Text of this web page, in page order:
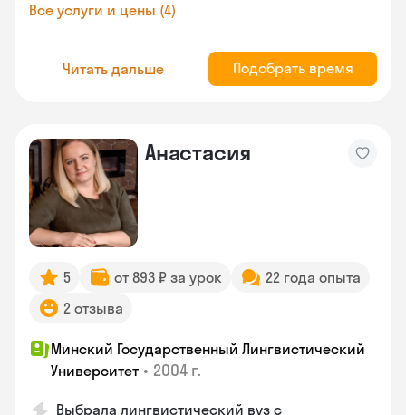
Все услуги и цены (4)
Читать дальше Подобрать время
Анастасия
5 от 893 ₽ за урок
22 года опыта
2 отзыва
Минский Государственный Лингвистический
Университет • 2004 г.
Выбрала лингвистический вуз с